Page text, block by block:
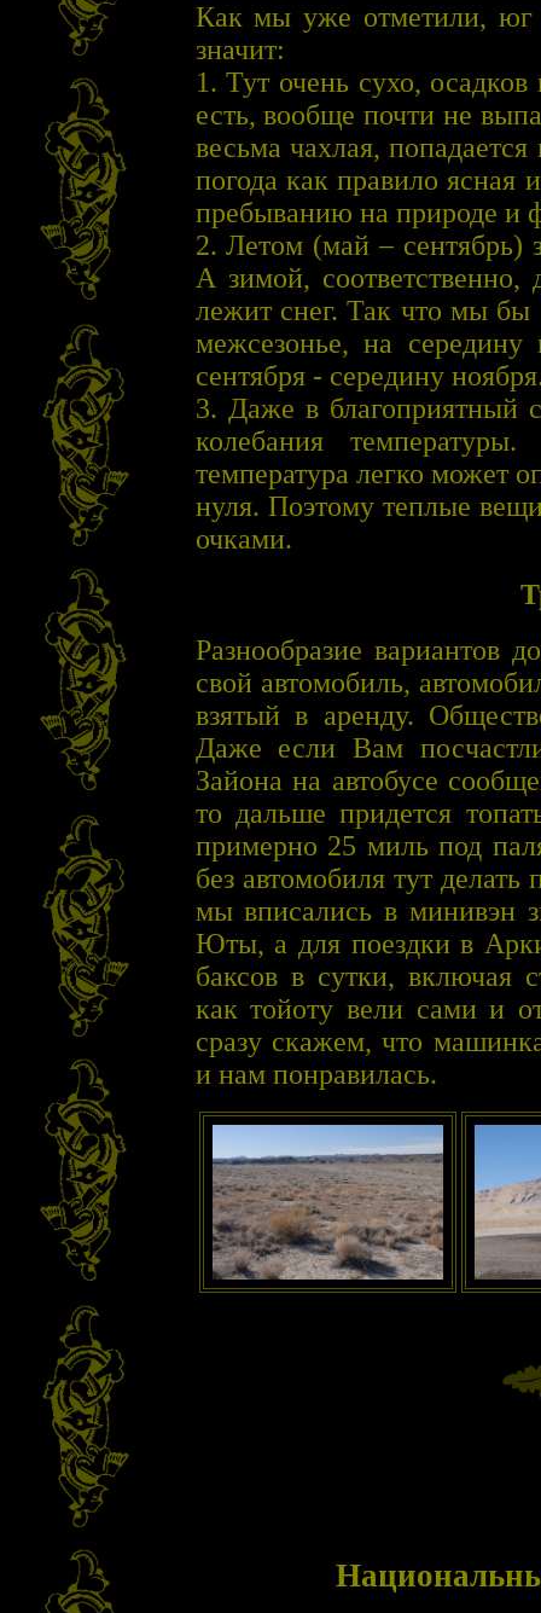
Как мы уже отметили,
значит:
1. Тут очень сухо,
есть, вообще почти не
весьма чахлая,
погода как правило ясная
пребыванию на природе и
2. Летом (май – сентябрь)
А зимой,
лежит снег. Так что мы бы
межсезонье, на
сентября - середину
3. Даже в благоприятный
колебания
температура легко может
нуля. Поэтому теплые
очками.
Разнообразие вариантов
свой автомобиль,
взятый в аренду.
Даже если Вам
Зайона на автобусе
то дальше придется
примерно 25 миль под
без автомобиля тут
мы вписались в минивэн
Юты, а для поездки в
баксов в сутки, включая
как тойоту вели сами и
сразу скажем, что
и нам понравилась.